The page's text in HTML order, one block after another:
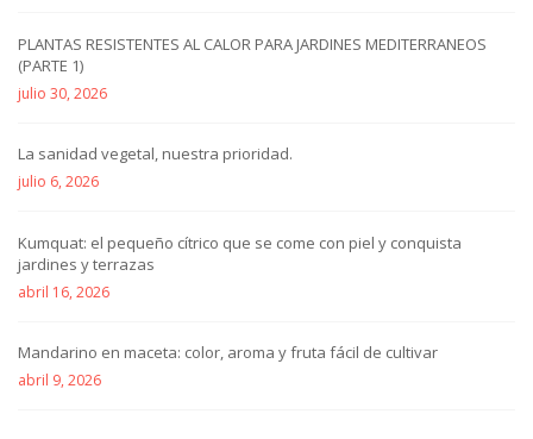
PLANTAS RESISTENTES AL CALOR PARA JARDINES MEDITERRANEOS
(PARTE 1)
julio 30, 2026
La sanidad vegetal, nuestra prioridad.
julio 6, 2026
Kumquat: el pequeño cítrico que se come con piel y conquista
jardines y terrazas
abril 16, 2026
Mandarino en maceta: color, aroma y fruta fácil de cultivar
abril 9, 2026